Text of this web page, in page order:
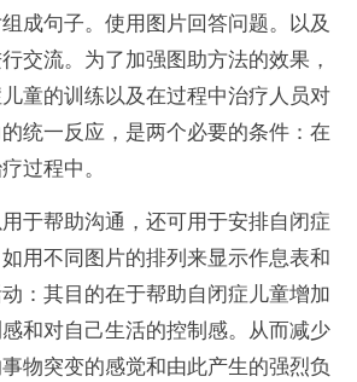
成句子。使用图片回答问题。以及
交流。为了加强图助方法的效果，
童的训练以及在过程中治疗人员对
统一反应，是两个必要的条件：在
过程中。
于帮助沟通，还可用于安排自闭症
用不同图片的排列来显示作息表和
：其目的在于帮助自闭症儿童增加
和对自己生活的控制感。从而减少
物突变的感觉和由此产生的强烈负